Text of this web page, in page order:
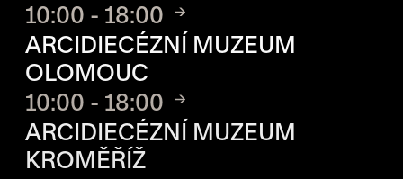
10:00 - 18:00
ARCIDIECÉZNÍ MUZEUM
OLOMOUC
10:00 - 18:00
ARCIDIECÉZNÍ MUZEUM
KROMĚŘÍŽ